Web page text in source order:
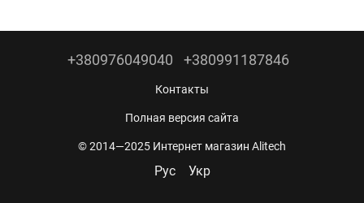
+380976049040 +380991187846
Контакты
Полная версия сайта
© 2014—2025 Интернет магазин Alitech
Рус Укр